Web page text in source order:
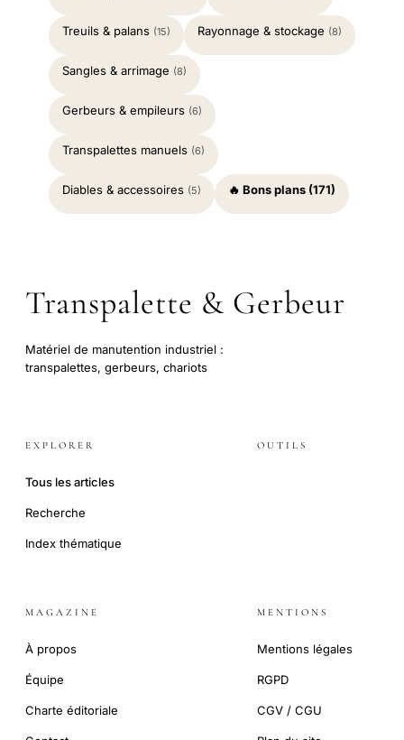
Treuils & palans (15) Rayonnage & stockage (8)
Sangles & arrimage (8)
Gerbeurs & empileurs (6)
Transpalettes manuels (6)
Diables & accessoires (5) 🔥 Bons plans (171)
Transpalette & Gerbeur
Matériel de manutention industriel :
transpalettes, gerbeurs, chariots
EXPLORER
Tous les articles
Recherche
Index thématique
OUTILS
MAGAZINE
À propos
Équipe
Charte éditoriale
MENTIONS
Mentions légales
RGPD
CGV / CGU